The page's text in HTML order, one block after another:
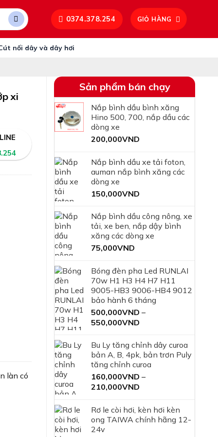
0374.378.254 GIỎ HÀNG
nối dây và dây hơi
Sản phẩm bán chạy
Nắp bình dầu bình xăng
Hino 500, 700, nắp dầu các
dòng xe
200,000VND
Nắp bình dầu xe tải foton,
auman nắp bình xăng các
dòng xe
150,000VND
Nắp bình dầu công nông, xe
tải, xe ben, nắp dậy bình
xăng các dòng xe
75,000VND
Bóng đèn pha Led RUNLAI
70w H1 H3 H4 H7 H11
9005-HB3 9006-HB4 9012
bảo hành 6 tháng
500,000VND –
550,000VND
từ
500,000VND
đến
Bu Ly tăng chỉnh dây curoa
bản A, B, 4pk, bản trơn Puly
tăng chỉnh curoa
160,000VND –
210,000VND
từ
160,000VND
Rơ le còi hơi, kèn hơi kèn
ong TAIWA chính hãng 12-
24v
xi
làn có